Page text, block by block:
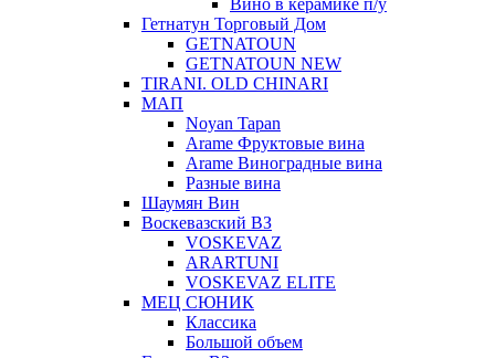
Вино в керамике п/у
Гетнатун Торговый Дом
GETNATOUN
GETNATOUN NEW
TIRANI. OLD CHINARI
МАП
Noyan Tapan
Arame Фруктовые вина
Arame Виноградные вина
Разные вина
Шаумян Вин
Воскевазский ВЗ
VOSKEVAZ
ARARTUNI
VOSKEVAZ ELITE
МЕЦ СЮНИК
Классика
Большой объем